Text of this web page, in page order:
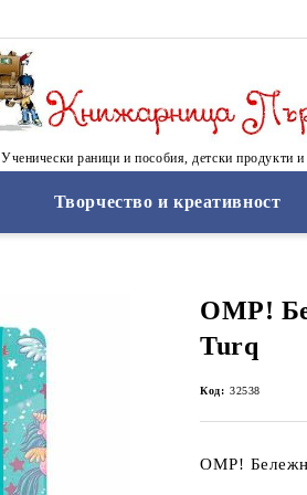
Ученически раници и пособия, детски продукти
Творчество и креативност
OMP!
Turq
Код: 32538
OMP!